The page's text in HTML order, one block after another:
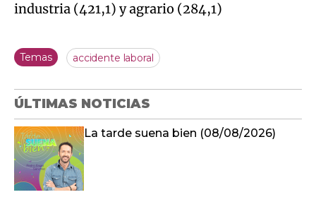
industria (421,1) y agrario (284,1)
Temas accidente laboral
ÚLTIMAS NOTICIAS
La tarde suena bien (08/08/2026)